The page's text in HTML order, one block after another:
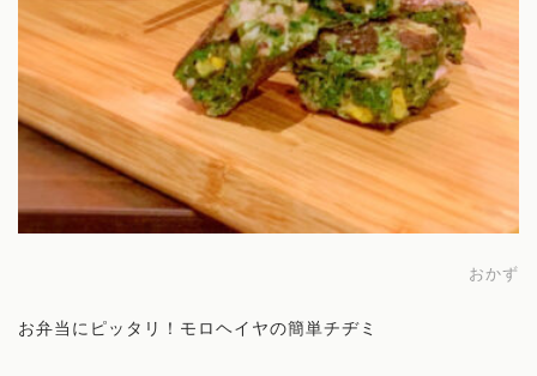
おかず
お弁当にピッタリ！モロヘイヤの簡単チヂミ